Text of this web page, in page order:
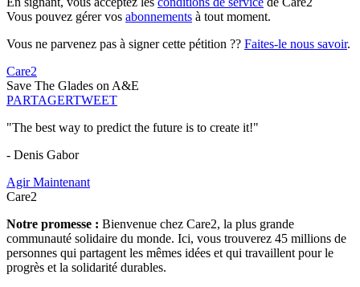
Vous pouvez gérer vos abonnements à tout moment.
Vous ne parvenez pas à signer cette pétition ?? Faites-le nous savoir.
Care2
Save The Glades on A&E
PARTAGERTWEET
"The best way to predict the future is to create it!"
- Denis Gabor
Agir Maintenant
Care2
Notre promesse : Bienvenue chez Care2, la plus grande
communauté solidaire du monde. Ici, vous trouverez 45 millions de
personnes qui partagent les mêmes idées et qui travaillent pour le
progrès et la solidarité durables.